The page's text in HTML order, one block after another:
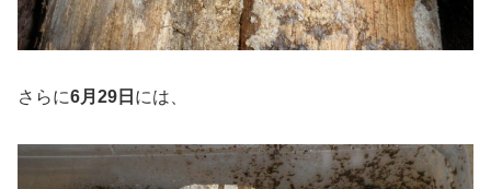
さらに6月29日 には、